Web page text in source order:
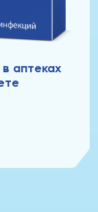
аптеках